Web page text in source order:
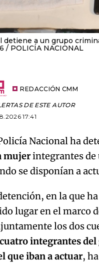
detiene a un grupo
POLICÍA NACIONAL
REDACCIÓN CMM
DE ESTE AUTOR
17:41
Nacional ha
mujerintegrantes
se disponían a
en la que
lugar en el marco
los dos
integrantes
que iban a actuar,